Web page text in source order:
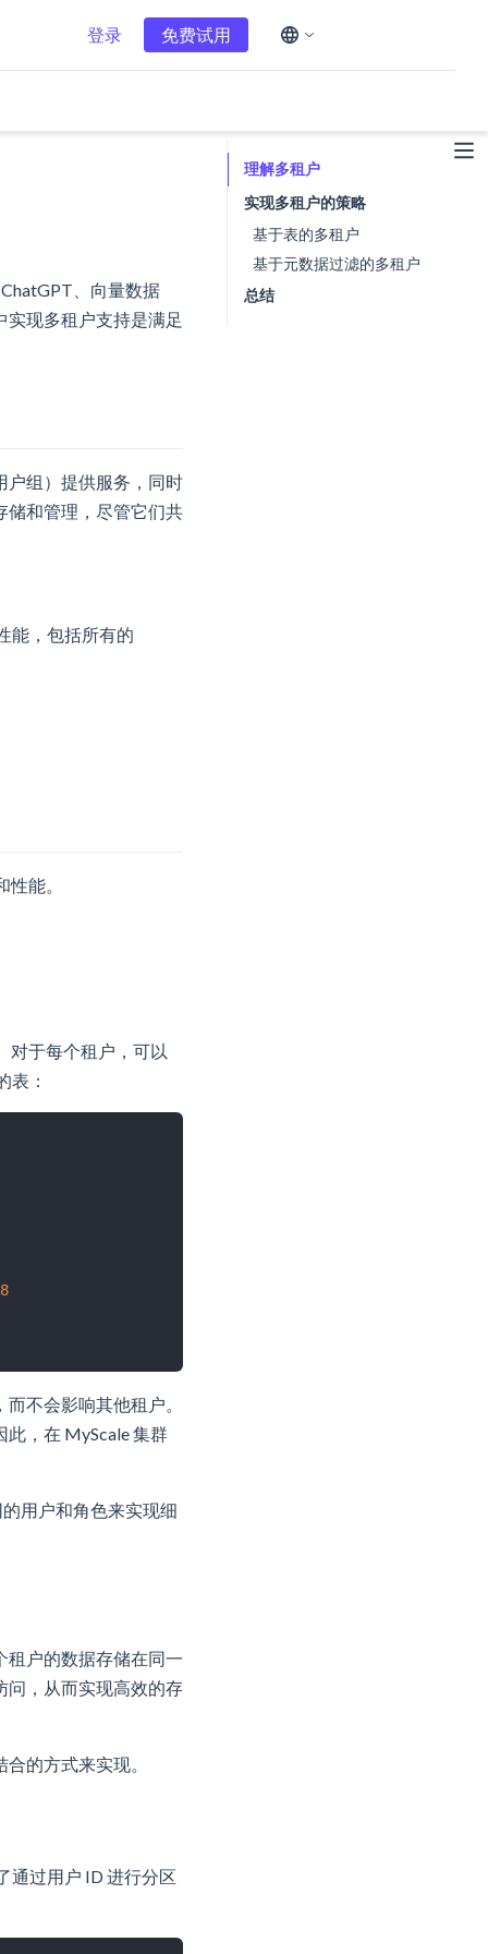
登录
免费试用
English
Deutsch
日本語
、向量数据
实现多租户支持是满足
户组）提供服务，同时
储和管理，尽管它们共
能，包括所有的
能。
对于每个租户，可以
表：
不会影响其他租户。
，在 MyScale 集群
的用户和角色来实现细
租户的数据存储在同一
问，从而实现高效的存
的方式来实现。
通过用户 ID 进行分区
理解多租户
实现多租户的策略
基于表的多租户
基于元数据过滤的多租户
总结